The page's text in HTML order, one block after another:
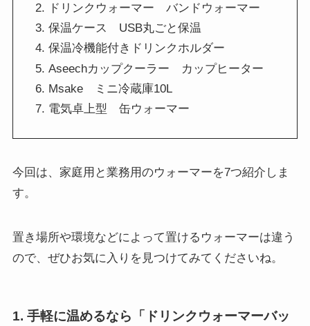
ドリンクウォーマー バンドウォーマー
保温ケース USB丸ごと保温
保温冷機能付きドリンクホルダー
Aseechカップクーラー カップヒーター
Msake ミニ冷蔵庫10L
電気卓上型 缶ウォーマー
今回は、家庭用と業務用のウォーマーを7つ紹介しま
す。
置き場所や環境などによって置けるウォーマーは違う
ので、ぜひお気に入りを見つけてみてくださいね。
1. 手軽に温めるなら「ドリンクウォーマーバッ